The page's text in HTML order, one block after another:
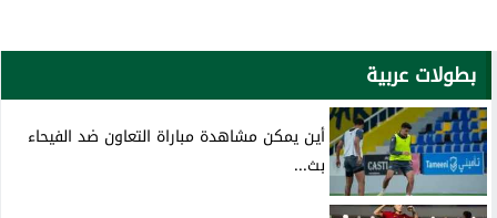
بطولات عربية
أين يمكن مشاهدة مباراة التعاون ضد الفيحاء
بث...